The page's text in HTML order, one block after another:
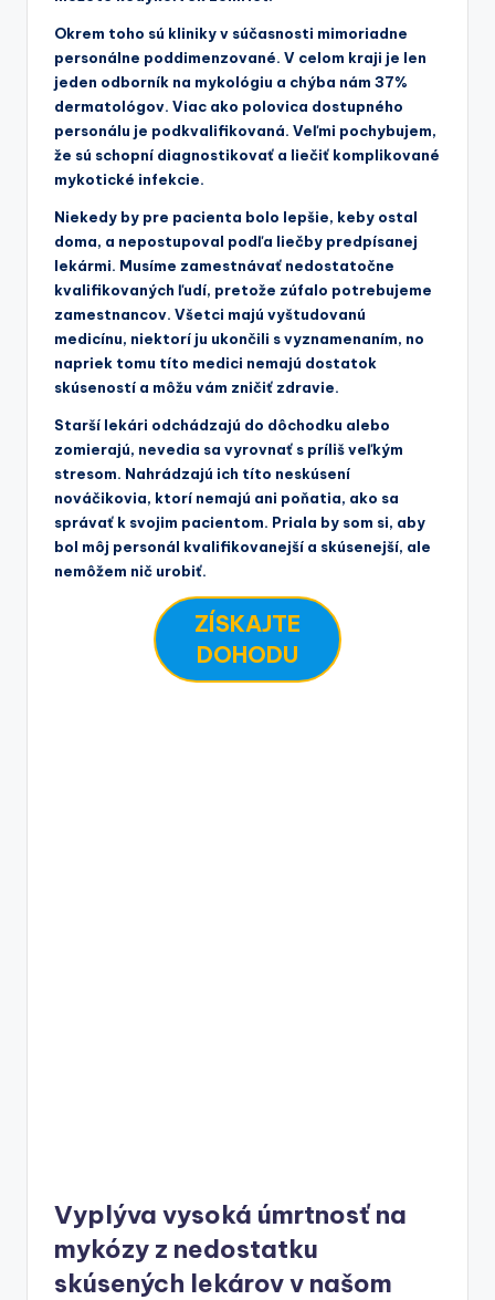
Okrem toho sú kliniky v súčasnosti mimoriadne
personálne poddimenzované. V celom kraji je len
jeden odborník na mykológiu a chýba nám 37%
dermatológov. Viac ako polovica dostupného
personálu je podkvalifikovaná. Veľmi pochybujem,
že sú schopní diagnostikovať a liečiť komplikované
mykotické infekcie.
Niekedy by pre pacienta bolo lepšie, keby ostal
doma, a nepostupoval podľa liečby predpísanej
lekármi. Musíme zamestnávať nedostatočne
kvalifikovaných ľudí, pretože zúfalo potrebujeme
zamestnancov. Všetci majú vyštudovanú
medicínu, niektorí ju ukončili s vyznamenaním, no
napriek tomu títo medici nemajú dostatok
skúseností a môžu vám zničiť zdravie.
Starší lekári odchádzajú do dôchodku alebo
zomierajú, nevedia sa vyrovnať s príliš veľkým
stresom. Nahrádzajú ich títo neskúsení
nováčikovia, ktorí nemajú ani poňatia, ako sa
správať k svojim pacientom. Priala by som si, aby
bol môj personál kvalifikovanejší a skúsenejší, ale
nemôžem nič urobiť.
ZÍSKAJTE
DOHODU
Vyplýva vysoká úmrtnosť na
mykózy z nedostatku
skúsených lekárov v našom